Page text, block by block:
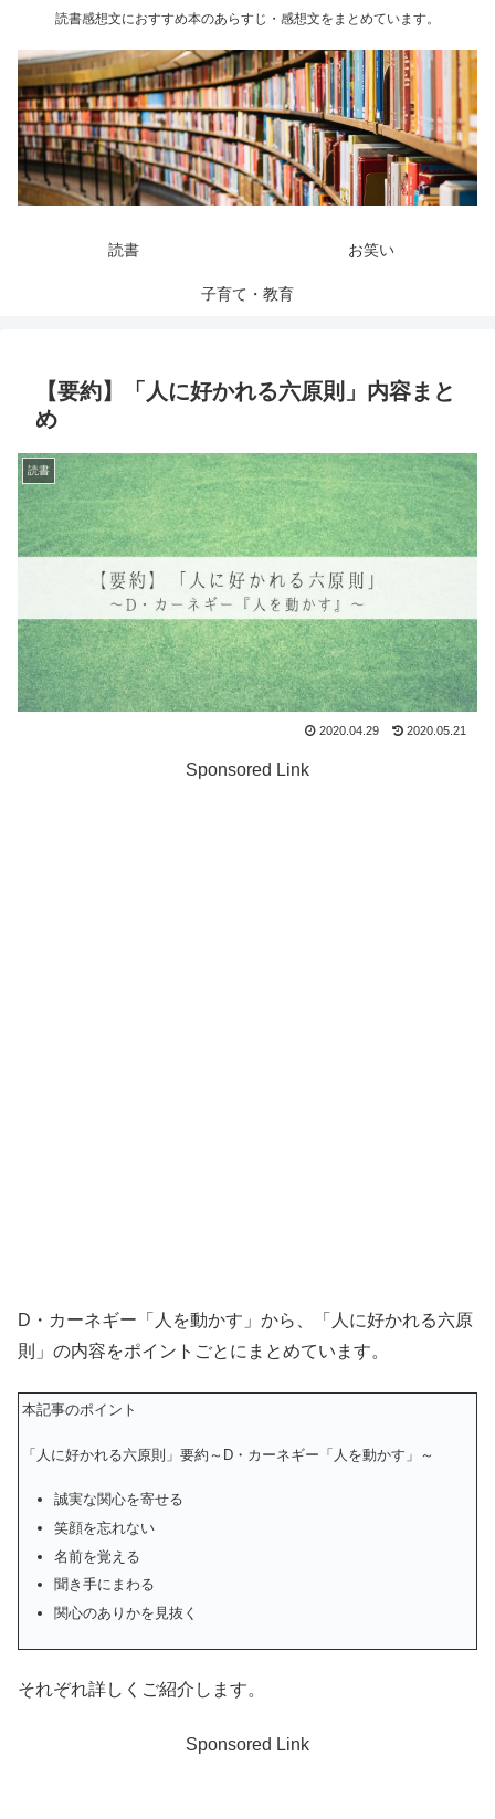
読書感想文におすすめ本のあらすじ・感想文をまとめています。
読書 お笑い
子育て・教育
【要約】「人に好かれる六原則」内容まと
め
読書
2020.04.29 2020.05.21
Sponsored Link
D・カーネギー「人を動かす」から、「人に好かれる六原
則」の内容をポイントごとにまとめています。
本記事のポイント
「人に好かれる六原則」要約～D・カーネギー「人を動かす」～
誠実な関心を寄せる
笑顔を忘れない
名前を覚える
聞き手にまわる
関心のありかを見抜く
それぞれ詳しくご紹介します。
Sponsored Link